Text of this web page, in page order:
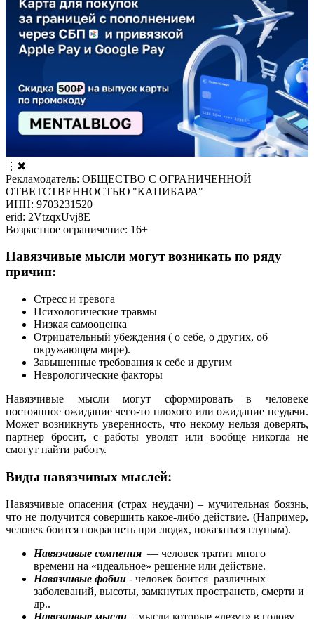
⋮ ✖
Рекламодатель: ОБЩЕСТВО С ОГРАНИЧЕННОЙ
ОТВЕТСТВЕННОСТЬЮ "КАПИБАРА"
ИНН: 9703231520
erid: 2VtzqxUvj8E
Возрастное ограничение: 16+
Навязчивые мысли могут возникать по ряду
причин:
Стресс и тревога
Психологические травмы
Низкая самооценка
Отрицательный убеждения ( о себе, о других, об
окружающем мире).
Завышенные требования к себе и другим
Неврологические факторы
Навязчивые мысли могут сформировать в человеке
постоянное ожидание чего-то плохого или ожидание неудачи.
Может возникнуть уверенность, что некому нельзя доверять,
партнер бросит, с работы уволят или вообще никогда не
смогут найти работу.
Виды навязчивых мыслей:
Навязчивые опасения (страх неудачи) – мучительная боязнь,
что не получится совершить какое-либо действие. (Например,
человек боится покраснеть при людях, показаться глупым).
Навязчивые сомнения — человек тратит много
времени на «идеальное» решение или действие.
Навязчивые фобии - человек боится различных
заболеваний, высоты, замкнутых пространств, смерти и
др..
Навязчивые мысли – мысли которые «лезут» в голову,